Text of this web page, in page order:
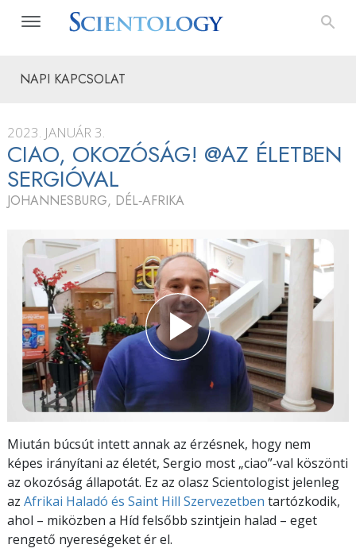
NAPI KAPCSOLAT
2023. JANUÁR 3.
CIAO, OKOZÓSÁG! @AZ ÉLETBEN
SERGIÓVAL
JOHANNESBURG, DÉL‑AFRIKA
Miután búcsút intett annak az érzésnek, hogy nem
képes irányítani az életét, Sergio most „ciao”‑val köszönti
az okozóság állapotát. Ez az olasz Scientologist jelenleg
az Afrikai Haladó és Saint Hill Szervezetben tartózkodik,
ahol – miközben a Híd felsőbb szintjein halad – eget
rengető nyereségeket ér el.